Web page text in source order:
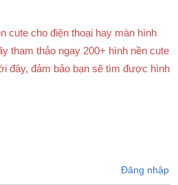
cute cho điện thoại hay màn hình
tham thảo ngay 200+ hình nền cute
đây, đảm bảo bạn sẽ tìm được hình
Đăng nhập